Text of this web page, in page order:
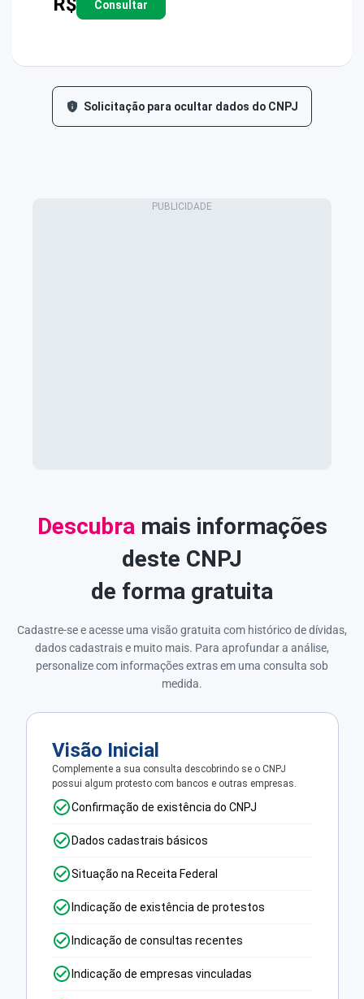
Consultar
Solicitação para ocultar dados do CNPJ
Descubramais informações
deste CNPJ
de forma gratuita
Cadastre-se e acesse uma visão gratuita com histórico de dívidas,
dados cadastrais e muito mais. Para aprofundar a análise,
personalize com informações extras em uma consulta sob
medida.
Visão Inicial
Complemente a sua consulta descobrindo se o CNPJ
possui algum protesto com bancos e outras empresas.
Confirmação de existência do CNPJ
Dados cadastrais básicos
Situação na Receita Federal
Indicação de existência de protestos
Indicação de consultas recentes
Indicação de empresas vinculadas